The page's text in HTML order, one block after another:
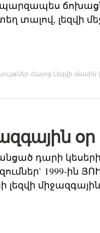
պարզապես
տալով, լեզվի
Հայոց Լեզվի մասին
օր
դարի
1999-ին
լեզվի